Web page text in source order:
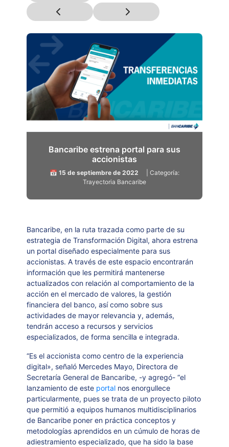
Bancaribe estrena portal para sus
accionistas
📅 15 de septiembre de 2022
| Categoría:
Trayectoria Bancaribe
Bancaribe, en la ruta trazada como parte de su
estrategia de Transformación Digital, ahora estrena
un portal diseñado especialmente para sus
accionistas. A través de este espacio encontrarán
información que les permitirá mantenerse
actualizados con relación al comportamiento de la
acción en el mercado de valores, la gestión
financiera del banco, así como sobre sus
actividades de mayor relevancia y, además,
tendrán acceso a recursos y servicios
especializados, de forma sencilla e integrada.
“Es el accionista como centro de la experiencia
digital», señaló Mercedes Mayo, Directora de
Secretaría General de Bancaribe, -y agregó- “el
lanzamiento de este portal nos enorgullece
particularmente, pues se trata de un proyecto piloto
que permitió a equipos humanos multidisciplinarios
de Bancaribe poner en práctica conceptos y
metodologías aprendidos en un cúmulo de horas de
adiestramiento especializado, que ha sido la base